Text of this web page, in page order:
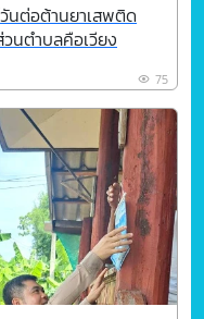
นต่อต้านยาเสพติด
นตำบลคือเวียง
75